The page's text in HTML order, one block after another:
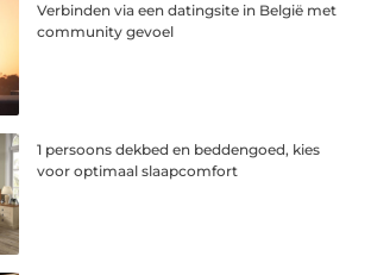
Verbinden via een datingsite in België met
community gevoel
1 persoons dekbed en beddengoed, kies
voor optimaal slaapcomfort